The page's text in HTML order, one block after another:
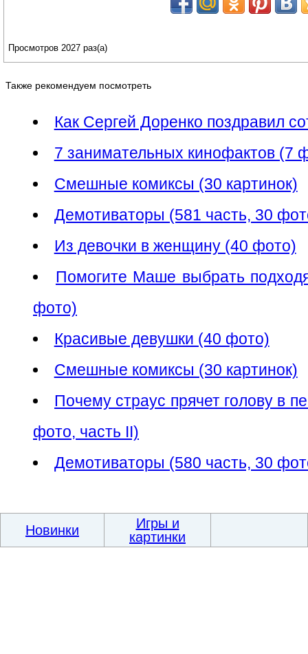
Просмотров 2027 раз(а)
Также рекомендуем посмотреть
Как Сергей Доренко поздравил
7 занимательных кинофактов (7
Смешные комиксы (30 картинок)
Демотиваторы (581 часть, 30
Из девочки в женщину (40 фото)
Помогите Маше выбрать
фото)
Красивые девушки (40 фото)
Смешные комиксы (30 картинок)
Почему страус прячет голову в
фото, часть II)
Демотиваторы (580 часть, 30
Новинки
Игры и
картинки